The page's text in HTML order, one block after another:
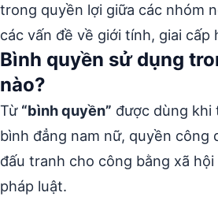
trong quyền lợi giữa các nhóm
các vấn đề về giới tính, giai cấp
Bình quyền sử dụng
nào?
Từ “bình quyền” được dùng khi
bình đẳng nam nữ, quyền công
đấu tranh cho công bằng xã
pháp luật.